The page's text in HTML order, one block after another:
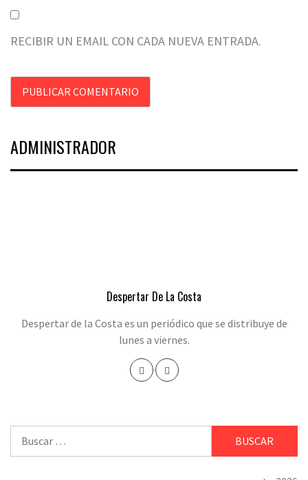
RECIBIR UN EMAIL CON CADA NUEVA ENTRADA.
ADMINISTRADOR
Despertar De La Costa
Despertar de la Costa es un periódico que se distribuye de
lunes a viernes.